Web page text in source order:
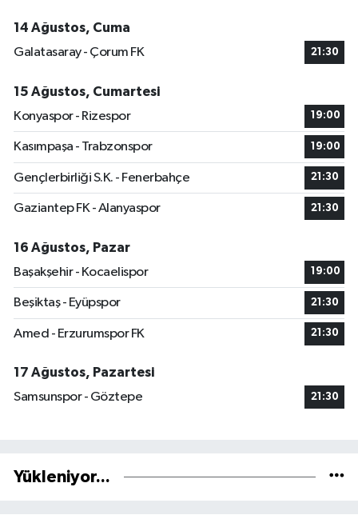
14 Ağustos, Cuma
Galatasaray - Çorum FK
21:30
15 Ağustos, Cumartesi
Konyaspor - Rizespor
19:00
Kasımpaşa - Trabzonspor 19:00
Gençlerbirliği S.K. - Fenerbahçe 21:30
Gaziantep FK - Alanyaspor 21:30
16 Ağustos, Pazar
Başakşehir - Kocaelispor
19:00
Beşiktaş - Eyüpspor 21:30
Amed - Erzurumspor FK 21:30
17 Ağustos, Pazartesi
Samsunspor - Göztepe
21:30
Yükleniyor...